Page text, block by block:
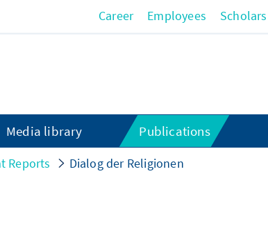
Career Employees
Media library Publications
Reports Dialog der Religionen